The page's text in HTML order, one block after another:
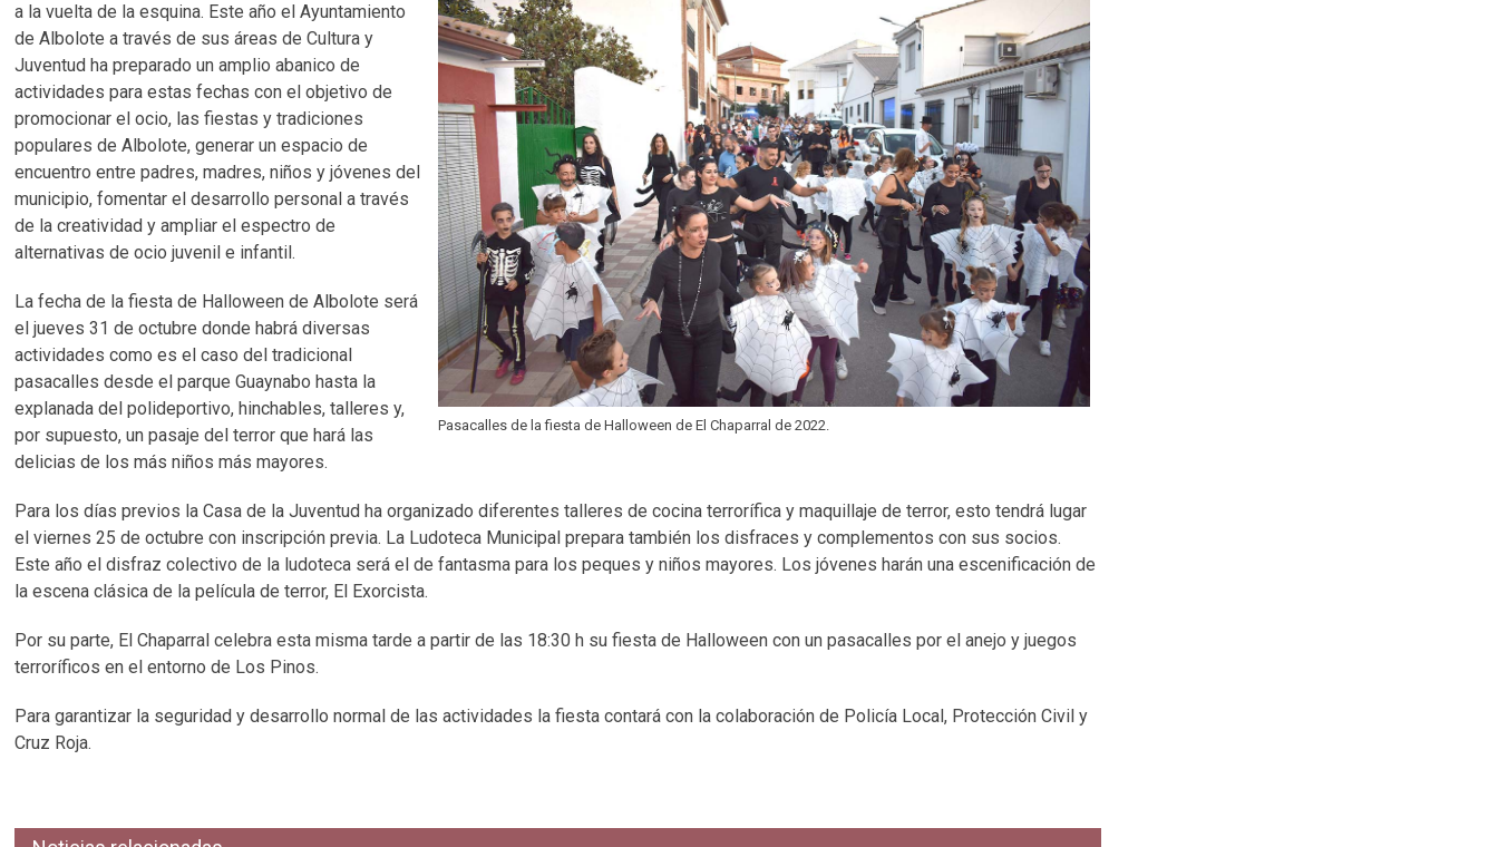
Pasacalles de la fiesta de Halloween de El Chaparral de 2022.
a la vuelta de la esquina. Este año el Ayuntamiento
de Albolote a través de sus áreas de Cultura y
Juventud ha preparado un amplio abanico de
actividades para estas fechas con el objetivo de
promocionar el ocio, las fiestas y tradiciones
populares de Albolote, generar un espacio de
encuentro entre padres, madres, niños y jóvenes del
municipio, fomentar el desarrollo personal a través
de la creatividad y ampliar el espectro de
alternativas de ocio juvenil e infantil.
La fecha de la fiesta de Halloween de Albolote será
el jueves 31 de octubre donde habrá diversas
actividades como es el caso del tradicional
pasacalles desde el parque Guaynabo hasta la
explanada del polideportivo, hinchables, talleres y,
por supuesto, un pasaje del terror que hará las
delicias de los más niños más mayores.
Para los días previos la Casa de la Juventud ha organizado diferentes talleres de cocina terrorífica y maquillaje de terror, esto tendrá lugar
el viernes 25 de octubre con inscripción previa. La Ludoteca Municipal prepara también los disfraces y complementos con sus socios.
Este año el disfraz colectivo de la ludoteca será el de fantasma para los peques y niños mayores. Los jóvenes harán una escenificación de
la escena clásica de la película de terror, El Exorcista.
Por su parte, El Chaparral celebra esta misma tarde a partir de las 18:30 h su fiesta de Halloween con un pasacalles por el anejo y juegos
terroríficos en el entorno de Los Pinos.
Para garantizar la seguridad y desarrollo normal de las actividades la fiesta contará con la colaboración de Policía Local, Protección Civil y
Cruz Roja.